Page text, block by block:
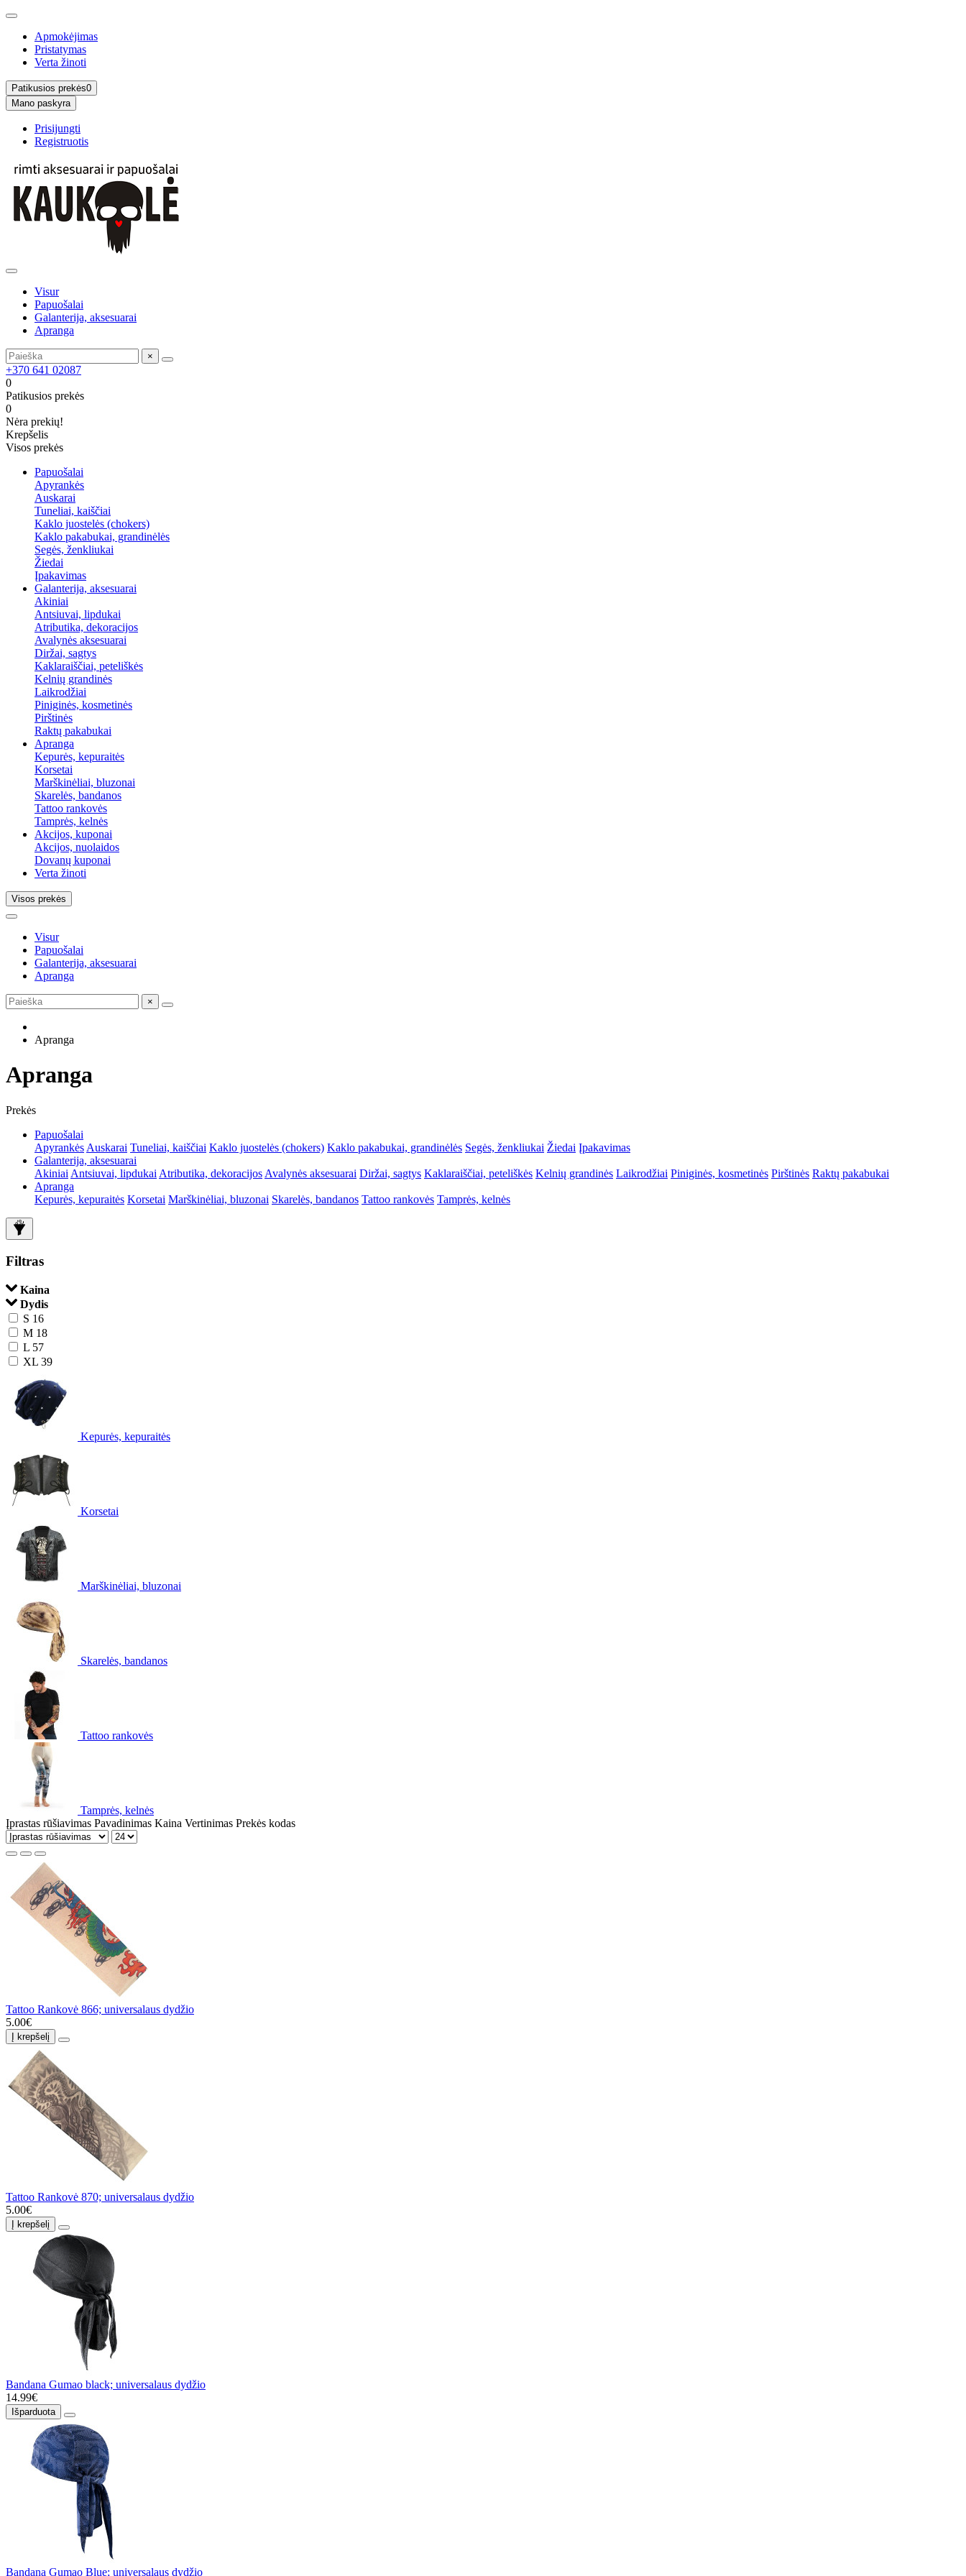
Apmokėjimas
Pristatymas
Verta žinoti
Patikusios prekės0
Mano paskyra
Prisijungti
Registruotis
Visur
Papuošalai
Galanterija, aksesuarai
Apranga
×
+370 641 02087
0
Patikusios prekės
0
Nėra prekių!
Krepšelis
Visos prekės
Papuošalai
Apyrankės
Auskarai
Tuneliai, kaiščiai
Kaklo juostelės (chokers)
Kaklo pakabukai, grandinėlės
Segės, ženkliukai
Žiedai
Įpakavimas
Galanterija, aksesuarai
Akiniai
Antsiuvai, lipdukai
Atributika, dekoracijos
Avalynės aksesuarai
Diržai, sagtys
Kaklaraiščiai, peteliškės
Kelnių grandinės
Laikrodžiai
Piniginės, kosmetinės
Pirštinės
Raktų pakabukai
Apranga
Kepurės, kepuraitės
Korsetai
Marškinėliai, bluzonai
Skarelės, bandanos
Tattoo rankovės
Tamprės, kelnės
Akcijos, kuponai
Akcijos, nuolaidos
Dovanų kuponai
Verta žinoti
Visos prekės
Visur
Papuošalai
Galanterija, aksesuarai
Apranga
×
Apranga
Apranga
Prekės
Papuošalai
Apyrankės Auskarai Tuneliai, kaiščiai Kaklo juostelės (chokers) Kaklo pakabukai, grandinėlės Segės, ženkliukai Žiedai Įpakavimas
Galanterija, aksesuarai
Akiniai Antsiuvai, lipdukai Atributika, dekoracijos Avalynės aksesuarai Diržai, sagtys Kaklaraiščiai, peteliškės Kelnių grandinės Laikrodžiai Piniginės, kosmetinės Pirštinės Raktų pakabukai
Apranga
Kepurės, kepuraitės Korsetai Marškinėliai, bluzonai Skarelės, bandanos Tattoo rankovės Tamprės, kelnės
Filtras
Kaina
Dydis
S 16
M 18
L 57
XL 39
Kepurės, kepuraitės
Korsetai
Marškinėliai, bluzonai
Skarelės, bandanos
Tattoo rankovės
Tamprės, kelnės
Įprastas rūšiavimas Pavadinimas Kaina Vertinimas Prekės kodas
Tattoo Rankovė 866; universalaus dydžio
5.00€
Į krepšelį
Tattoo Rankovė 870; universalaus dydžio
5.00€
Į krepšelį
Bandana Gumao black; universalaus dydžio
14.99€
Išparduota
Bandana Gumao Blue; universalaus dydžio